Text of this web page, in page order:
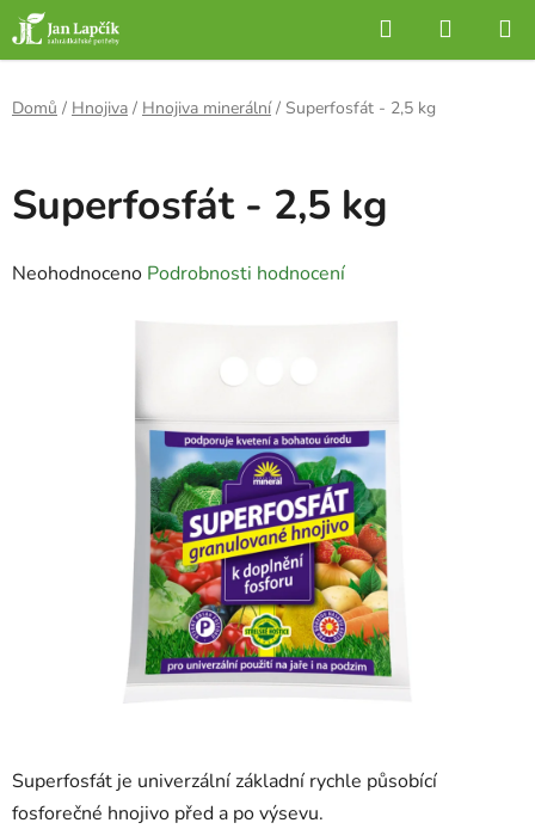
Přejít
na
obsah
Hledat
KOŠÍK
Domů / Hnojiva / Hnojiva minerální / Superfosfát - 2,5 kg
Superfosfát je univerzální základní rychle působící
fosforečné hnojivo před a po výsevu.
Superfosfát - 2,5 kg
Průměrné
Neohodnoceno Podrobnosti hodnocení